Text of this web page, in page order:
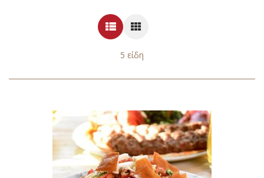
ΛίσταΠλέγμα
5 είδη